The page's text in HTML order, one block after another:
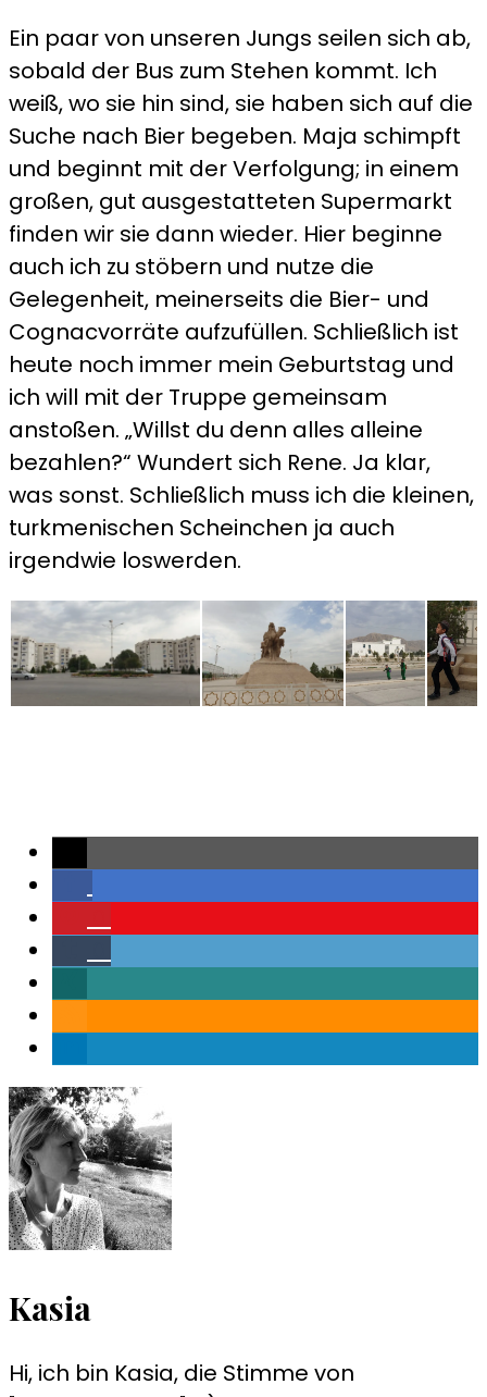
Ein paar von unseren Jungs seilen sich ab,
sobald der Bus zum Stehen kommt. Ich
weiß, wo sie hin sind, sie haben sich auf die
Suche nach Bier begeben. Maja schimpft
und beginnt mit der Verfolgung; in einem
großen, gut ausgestatteten Supermarkt
finden wir sie dann wieder. Hier beginne
auch ich zu stöbern und nutze die
Gelegenheit, meinerseits die Bier- und
Cognacvorräte aufzufüllen. Schließlich ist
heute noch immer mein Geburtstag und
ich will mit der Truppe gemeinsam
anstoßen. „Willst du denn alles alleine
bezahlen?“ Wundert sich Rene. Ja klar,
was sonst. Schließlich muss ich die kleinen,
turkmenischen Scheinchen ja auch
irgendwie loswerden.
Kasia
Hi, ich bin Kasia, die Stimme von